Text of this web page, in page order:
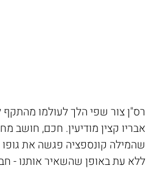
אבריו קצין מודיעין. חכם,
שהמילה קונספציה פגשה את גופו
ללא עת באופן שהשאיר אותנו -